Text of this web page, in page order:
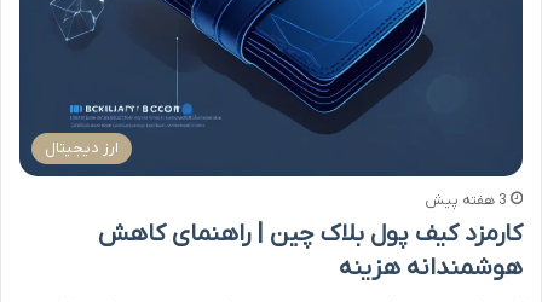
ارز دیجیتال
3 هفته پیش
کارمزد کیف پول بلاک چین | راهنمای کاهش
هوشمندانه هزینه